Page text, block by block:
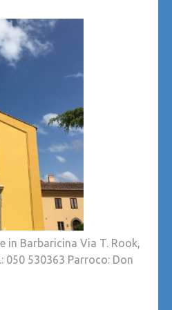
in Barbaricina Via T. Rook,
050 530363 Parroco: Don